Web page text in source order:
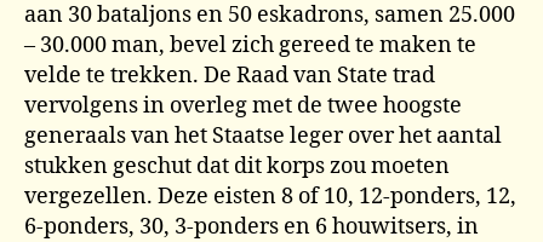
aan 30 bataljons en 50 eskadrons, samen 25.000
– 30.000 man, bevel zich gereed te maken te
velde te trekken. De Raad van State trad
vervolgens in overleg met de twee hoogste
generaals van het Staatse leger over het aantal
stukken geschut dat dit korps zou moeten
vergezellen. Deze eisten 8 of 10, 12-ponders, 12,
6-ponders, 30, 3-ponders en 6 houwitsers, in